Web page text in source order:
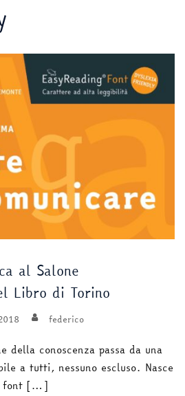
al Salone
Libro di Torino
federico
della conoscenza passa da una
a tutti, nessuno escluso. Nasce
font […]